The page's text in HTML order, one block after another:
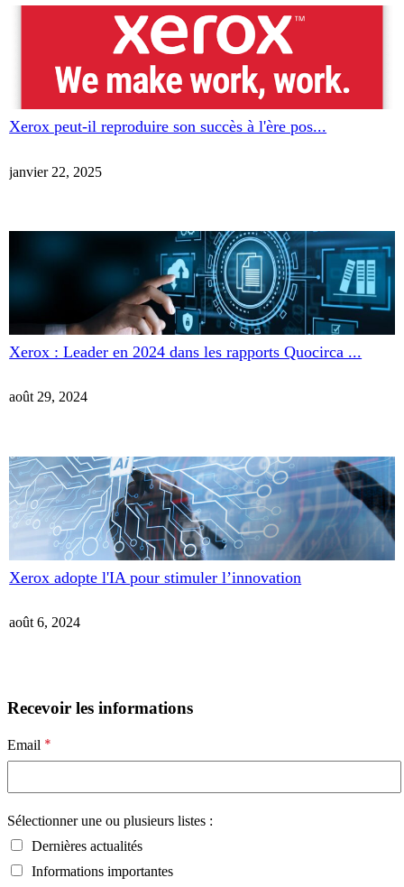
Xerox peut-il reproduire son succès à l'ère pos...
janvier 22, 2025
Xerox : Leader en 2024 dans les rapports Quocirca ...
août 29, 2024
Xerox adopte l'IA pour stimuler l’innovation
août 6, 2024
Recevoir les informations
Email *
Sélectionner une ou plusieurs listes :
Dernières actualités
Informations importantes